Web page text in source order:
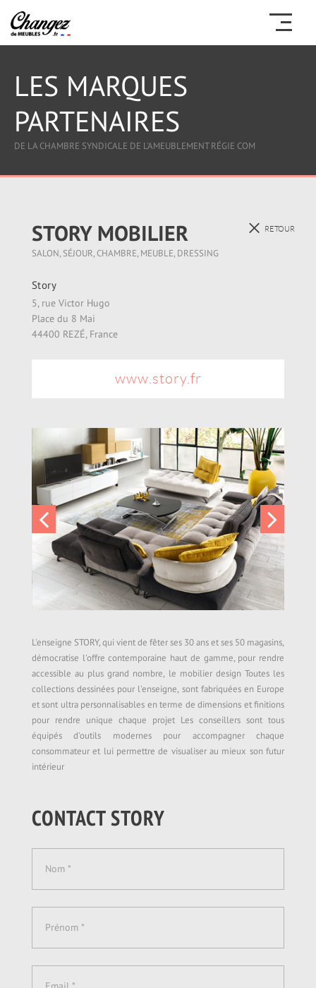
LES MARQUES
PARTENAIRES
DE LA CHAMBRE SYNDICALE DE L'AMEUBLEMENT RÉGIE COM
RETOUR
STORY MOBILIER
SALON, SÉJOUR, CHAMBRE, MEUBLE, DRESSING
Story
5, rue Victor Hugo
Place du 8 Mai
44400 REZÉ, France
www.story.fr
L'enseigne STORY, qui vient de fêter ses 30 ans et ses 50 magasins,
démocratise l'offre contemporaine haut de gamme, pour rendre
accessible au plus grand nombre, le mobilier design Toutes les
collections dessinées pour l'enseigne, sont fabriquées en Europe
et sont ultra personnalisables en terme de dimensions et finitions
pour rendre unique chaque projet Les conseillers sont tous
équipés d'outils modernes pour accompagner chaque
consommateur et lui permettre de visualiser au mieux son futur
intérieur
CONTACT STORY